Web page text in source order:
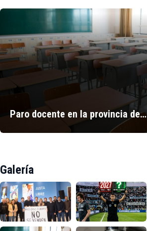
Paro docente en la provincia de…
Galería